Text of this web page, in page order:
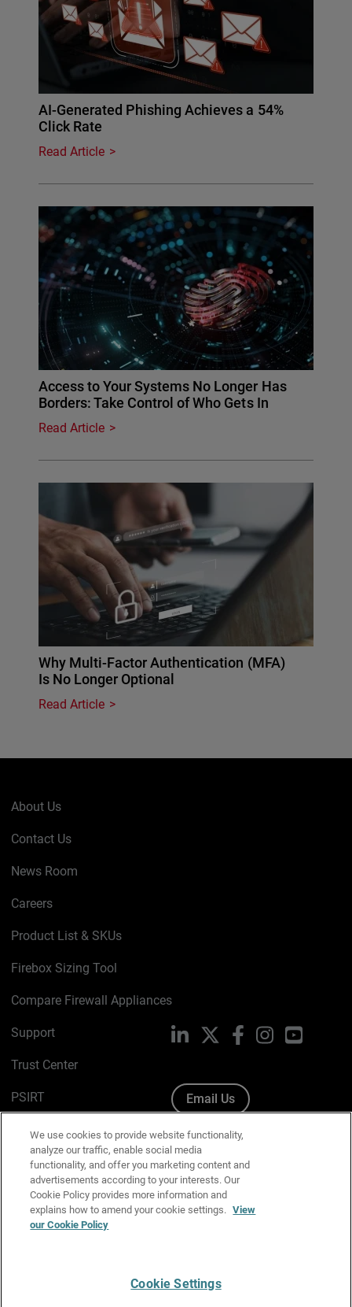
AI-Generated Phishing Achieves a 54%
Click Rate
Read Article
Access to Your Systems No Longer Has
Borders: Take Control of Who Gets In
Read Article
Why Multi-Factor Authentication (MFA)
Is No Longer Optional
Read Article
About Us
Contact Us
News Room
Careers
Product List & SKUs
Firebox Sizing Tool
Compare Firewall Appliances
Support
Trust Center
PSIRT
Cookie Policy
Privacy Policy
Media & Brand Kit
Manage Email Preferences
LinkedIn FacebookInstagramYouTube
Email Us
We use cookies to provide website functionality,
analyze our traffic, enable social media
functionality, and offer you marketing content and
advertisements according to your interests. Our
Cookie Policy provides more information and
explains how to amend your cookie settings. View
our Cookie Policy
Cookie Settings